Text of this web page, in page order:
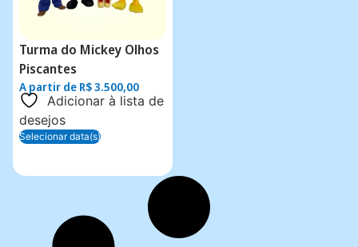
Turma do Mickey Olhos
Piscantes
A partir de R$3.500,00
Adicionar à lista de
desejos
Selecionar data(s)